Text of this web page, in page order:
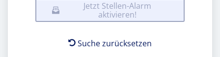
Jetzt Stellen-Alarm
aktivieren!
Suche zurücksetzen